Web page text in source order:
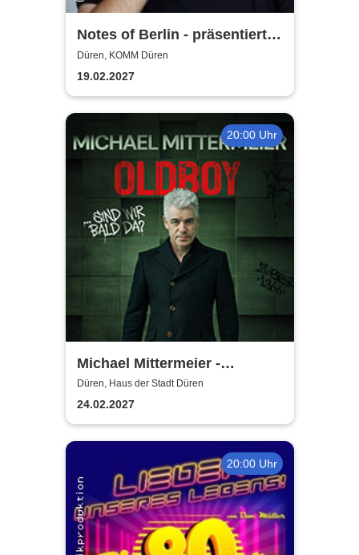
Notes of Berlin - präsentiert
von Joab Nist
Düren, KOMM Düren
19.02.2027
20:00 Uhr
Michael Mittermeier -
OLDBOY... sind wir bald da?
Düren, Haus der Stadt Düren
24.02.2027
20:00 Uhr